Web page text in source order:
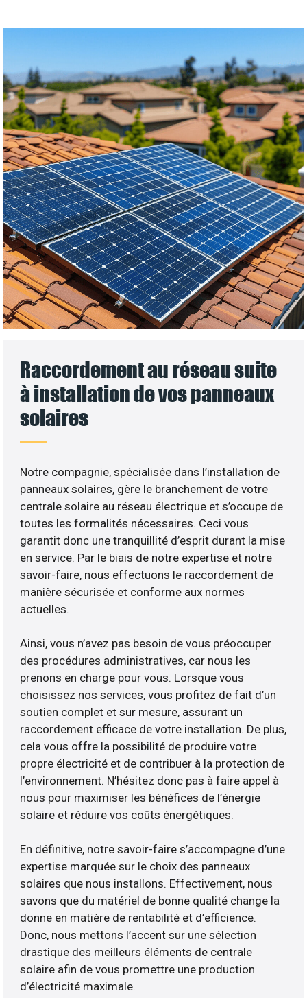
Raccordement au réseau suite
à installation de vos panneaux
solaires
Notre compagnie, spécialisée dans l’installation de
panneaux solaires, gère le branchement de votre
centrale solaire au réseau électrique et s’occupe de
toutes les formalités nécessaires. Ceci vous
garantit donc une tranquillité d’esprit durant la mise
en service. Par le biais de notre expertise et notre
savoir-faire, nous effectuons le raccordement de
manière sécurisée et conforme aux normes
actuelles.
Ainsi, vous n’avez pas besoin de vous préoccuper
des procédures administratives, car nous les
prenons en charge pour vous. Lorsque vous
choisissez nos services, vous profitez de fait d’un
soutien complet et sur mesure, assurant un
raccordement efficace de votre installation. De plus,
cela vous offre la possibilité de produire votre
propre électricité et de contribuer à la protection de
l’environnement. N’hésitez donc pas à faire appel à
nous pour maximiser les bénéfices de l’énergie
solaire et réduire vos coûts énergétiques.
En définitive, notre savoir-faire s’accompagne d’une
expertise marquée sur le choix des panneaux
solaires que nous installons. Effectivement, nous
savons que du matériel de bonne qualité change la
donne en matière de rentabilité et d’efficience.
Donc, nous mettons l’accent sur une sélection
drastique des meilleurs éléments de centrale
solaire afin de vous promettre une production
d’électricité maximale.